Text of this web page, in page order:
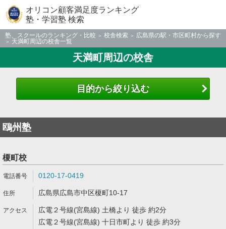
オリコン顧客満足度ランキング
塾・学習塾 検索
塾、スクールのランキング・比較 校舎検索
広島県の駅・市区町村から探す
天満町周辺の校舎一覧
天満町周辺の校舎
目的から絞り込む
鴎州塾
榎町校
0120-17-0419
広島県広島市中区榎町10-17
広電２号線(宮島線) 土橋より 徒歩 約2分
広電２号線(宮島線) 十日市町より 徒歩 約3分